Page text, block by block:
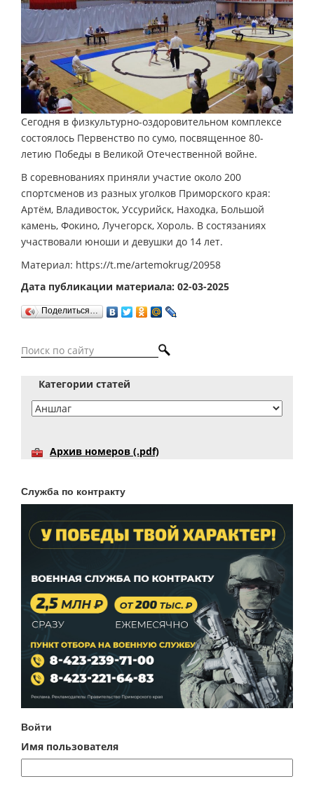
Сегодня в физкультурно-оздоровительном комплексе
состоялось Первенство по сумо, посвященное 80-
летию Победы в Великой Отечественной войне.
В соревнованиях приняли участие около 200
спортсменов из разных уголков Приморского края:
Артём, Владивосток, Уссурийск, Находка, Большой
камень, Фокино, Лучегорск, Хороль. В состязаниях
участвовали юноши и девушки до 14 лет.
Материал: https://t.me/artemokrug/20958
Дата публикации материала: 02-03-2025
Поделиться…
Категории статей
Архив номеров (.pdf)
Служба по контракту
Войти
Имя пользователя